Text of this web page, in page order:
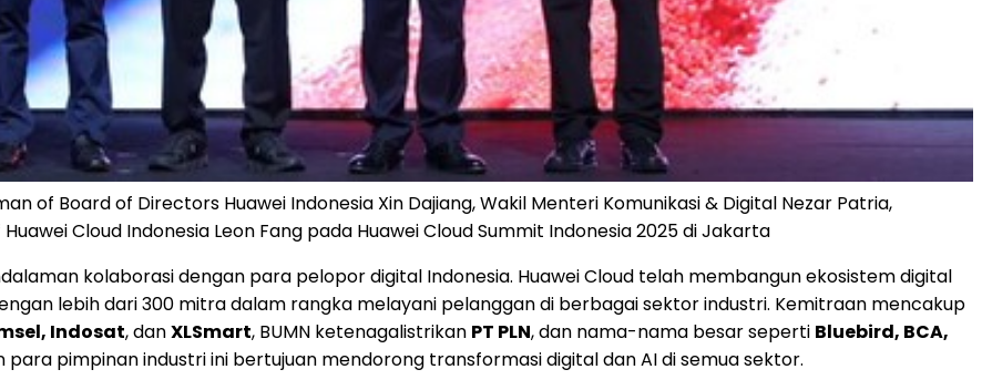
of Board of Directors Huawei Indonesia Xin Dajiang, Wakil Menteri Komunikasi & Digital Nezar Patria,
Cloud Indonesia Leon Fang pada Huawei Cloud Summit Indonesia 2025 di Jakarta
kolaborasi dengan para pelopor digital Indonesia. Huawei Cloud telah membangun ekosistem digital
lebih dari 300 mitra dalam rangka melayani pelanggan di berbagai sektor industri. Kemitraan mencakup
Indosat, danXLSmart, BUMN ketenagalistrikan PT PLN, dan nama-nama besar seperti Bluebird, BCA,
para pimpinan industri ini bertujuan mendorong transformasi digital danAI disemua sektor.